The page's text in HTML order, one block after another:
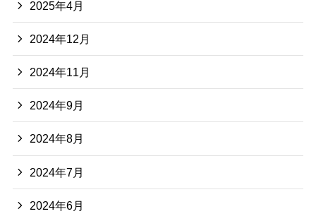
2025年4月
2024年12月
2024年11月
2024年9月
2024年8月
2024年7月
2024年6月